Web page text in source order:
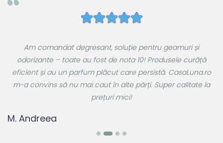
M. Andreea
Am comandat degresant, soluție pentru geamuri și
odorizante – toate au fost de nota 10! Produsele curăță
eficient și au un parfum plăcut care persistă. CasaLuna.ro
m-a convins să nu mai caut în alte părți. Super calitate la
prețuri mici!